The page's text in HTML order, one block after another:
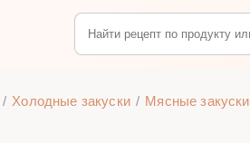
Холодные закуски Мясные закуски